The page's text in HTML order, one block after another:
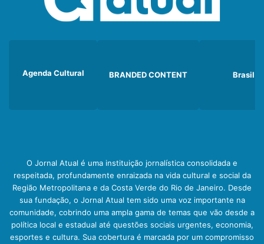
Agenda Cultural BRANDED CONTENT Brasil
O Jornal Atual é uma instituição jornalística consolidada e
respeitada, profundamente enraizada na vida cultural e social da
Região Metropolitana e da Costa Verde do Rio de Janeiro. Desde
sua fundação, o Jornal Atual tem sido uma voz importante na
comunidade, cobrindo uma ampla gama de temas que vão desde a
política local e estadual até questões sociais urgentes, economia,
esportes e cultura. Sua cobertura é marcada por um compromisso